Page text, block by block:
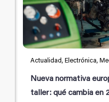
Actualidad, Electrónica,
Nueva normativa
taller: qué cambia en